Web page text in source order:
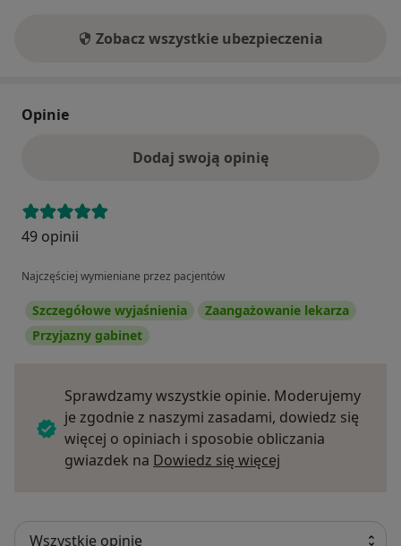
Zobacz wszystkie ubezpieczenia
Opinie
Dodaj swoją opinię
49 opinii
Najczęściej wymieniane przez pacjentów
Szczegółowe wyjaśnienia
Zaangażowanie lekarza
Przyjazny gabinet
Sprawdzamy wszystkie opinie. Moderujemy
je zgodnie z naszymi zasadami, dowiedz się
więcej o opiniach i sposobie obliczania
gwiazdek na Dowiedz się więcej